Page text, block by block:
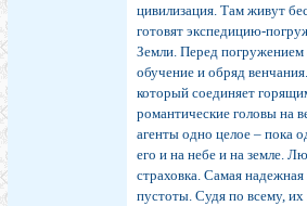
цивилизация. Там живут
готовят экспедицию-
Земли. Перед погружением
обучение и обряд
который соединяет
романтические головы на
агенты одно целое – пока
его и на небе и на земле.
страховка. Самая
пустоты. Судя по всему,